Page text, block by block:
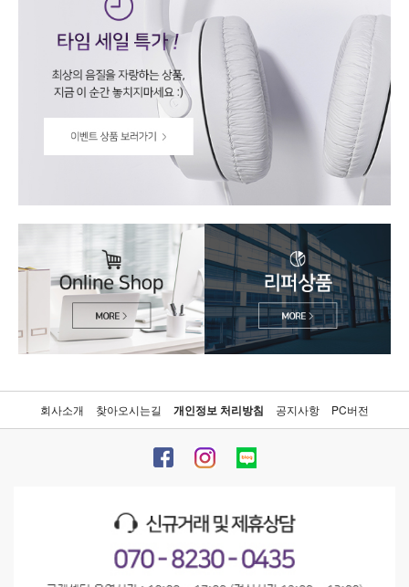
회사소개 찾아오시는길 개인정보 처리방침 공지사항 PC버전